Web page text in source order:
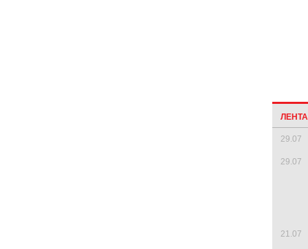
29.07
29.07
21.07